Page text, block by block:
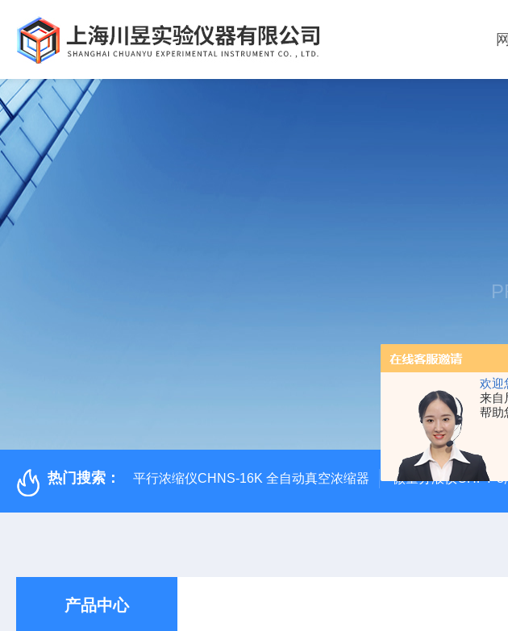
欢迎
来自
帮助
热门搜索： 平行浓缩仪CHNS-16K 全自动真空浓缩器 微量分液仪CHFY-8
产品中心